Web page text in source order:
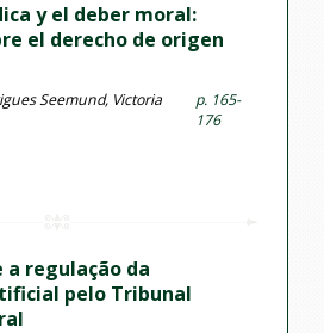
y el deber moral:
el derecho de origen
Seemund, Victoria
p. 165-
176
a regulação da
pelo Tribunal